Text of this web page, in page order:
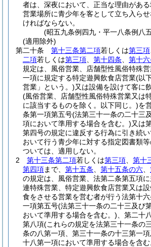
者は、深夜において、正当な理由があ
営業場所に青少年を客として立ち入ら
ければならない。
(昭五九条例四九・平一八条例八
(適用除外)
第二十条
第十三条第二項若しくは第三項
二項若しくは第三項 第十四条 第十六
規定は、風俗営業、店舗型性風俗特殊
一項に規定する特定遊興飲食店営業(以
営業」という。)又は設備を設けて客に
(風俗営業、店舗型性風俗特殊営業又は
に該当するものを除く。以下同じ。)を
条第一項第五号(法第三十一条の二十三
項において準用する場合を含む。)又は
第四号の規定に違反する行為に引き続
おいて行う青少年に対する指定図書類
ついては、適用しない。
2
第十三条第二項若しくは第三項 第十
第四項まで、 第十五条 第十五条の六
の規定は、風俗営業、法第二条第五項
連特殊営業、特定遊興飲食店営業又は
食をさせる営業を営む者が行う法第十
一項第五号(法第三十一条の二十三及び
おいて準用する場合を含む。) 、第二十
第八項(これらの規定を法第三十一条の
条の八第一項、第三十一条の十三第一
十八第一項において準用する場合を含